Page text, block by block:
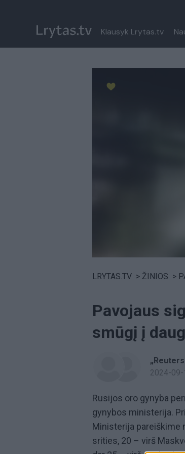
Klausyk Lrytas.tv
LRYTAS.TV > ŽINIOS >
Pavojaus
smūgį į
2024-09-
Rusijos oro gynyba
gynybos ministerija.
Ministerija pareiškime
srities, 20 – virš